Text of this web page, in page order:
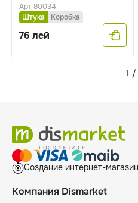
Арт 80034
Штука
Коробка
76 лей
1 /
Создание интернет-
Компания Dismarket